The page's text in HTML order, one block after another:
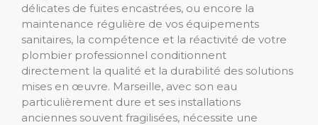
délicates de fuites encastrées, ou encore la
maintenance régulière de vos équipements
sanitaires, la compétence et la réactivité de votre
plombier professionnel conditionnent
directement la qualité et la durabilité des solutions
mises en œuvre. Marseille, avec son eau
particulièrement dure et ses installations
anciennes souvent fragilisées, nécessite une